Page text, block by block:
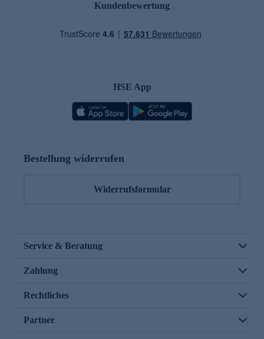
Kundenbewertung
HSE App
Bestellung widerrufen
Widerrufsformular
Service & Beratung
Zahlung
Rechtliches
Partner